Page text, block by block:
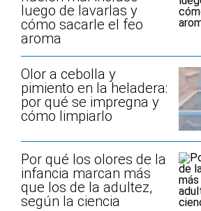
luego de lavarlas y
cómo sacarle el feo
aroma
Olor a cebolla y
pimiento en la heladera:
por qué se impregna y
cómo limpiarlo
Por qué los olores de la
infancia marcan más
que los de la adultez,
según la ciencia